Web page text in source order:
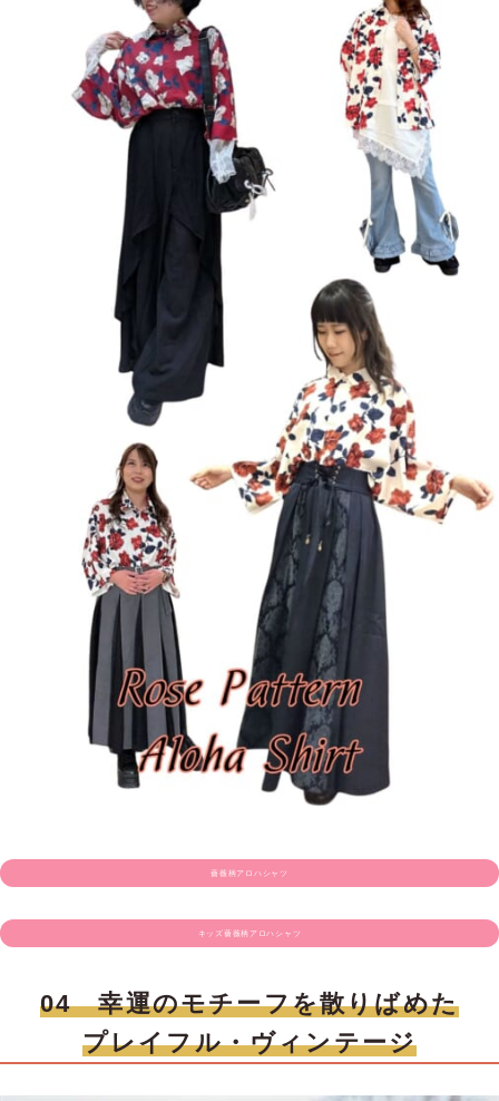
薔薇柄アロハシャツ
キッズ薔薇柄アロハシャツ
04 幸運のモチーフを散りばめた
プレイフル・ヴィンテージ